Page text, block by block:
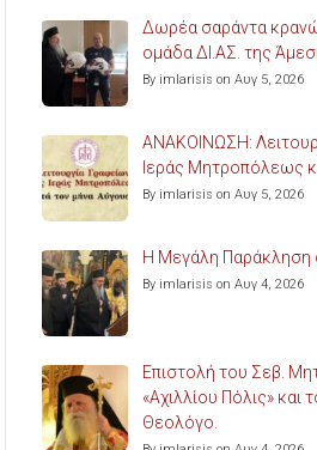
Δωρέα σαράντα
ομάδα ΔΙ.ΑΣ. της
By imlarisis on Αυγ 5, 2026
ΑΝΑΚΟΙΝΩΣΗ:
Ιεράς Μητροπόλεως
By imlarisis on Αυγ 5, 2026
Η Μεγάλη Παράκληση
By imlarisis on Αυγ 4, 2026
Επιστολή του Σεβ.
«Αχιλλίου Πόλις» και
Θεολόγο.